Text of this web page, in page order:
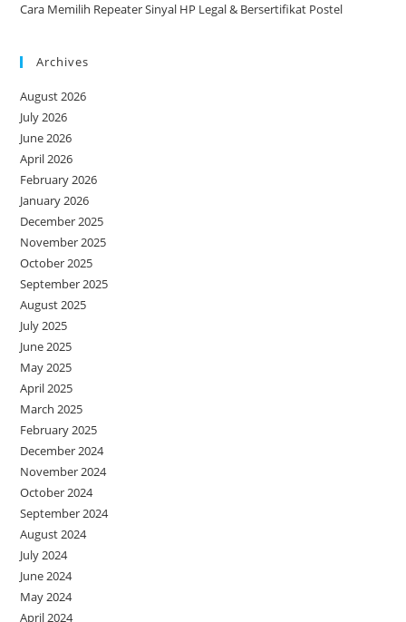
Cara Memilih Repeater Sinyal HP Legal & Bersertifikat Postel
Archives
August 2026
July 2026
June 2026
April 2026
February 2026
January 2026
December 2025
November 2025
October 2025
September 2025
August 2025
July 2025
June 2025
May 2025
April 2025
March 2025
February 2025
December 2024
November 2024
October 2024
September 2024
August 2024
July 2024
June 2024
May 2024
April 2024